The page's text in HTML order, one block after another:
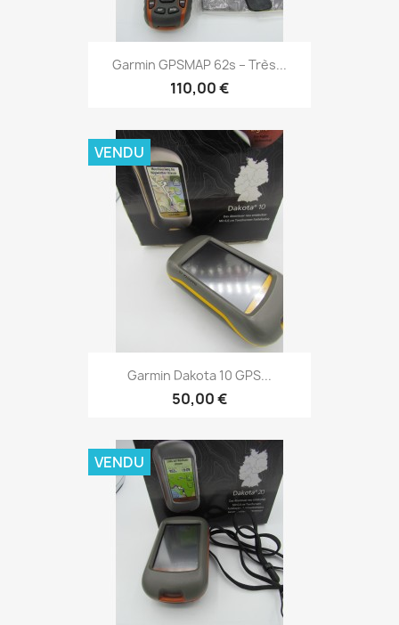
Aperçu rapide
Garmin GPSMAP 62s – Très...
110,00 €
Aperçu rapide
Garmin Dakota 10 GPS...
50,00 €
VENDU
VENDU